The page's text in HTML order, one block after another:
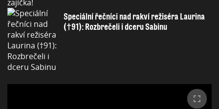
Speciální řečníci nad rakví režiséra Laurina
(†91): Rozbrečeli i dceru Sabinu